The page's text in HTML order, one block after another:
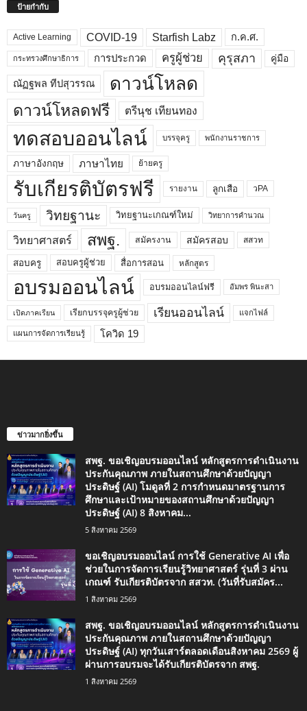
ป้ายกำกับ
Active Learning COVID-19 Starfish Labz ก.ค.ศ.
กระทรวงศึกษาธิการ การประกวด ครูผู้ช่วย คุรุสภา คู่มือ
ณัฏฐพล ทีปสุวรรณ ดาวน์โหลด
ดาวน์โหลดฟรี ตรีนุช เทียนทอง
ทดสอบออนไลน์ บรรจุครู พนักงานราชการ
ภาษาอังกฤษ ภาษาไทย ย้ายครู
รับเกียรติบัตรฟรี รายงาน ลูกเสือ วPA
วันครู วิทยฐานะ วิทยฐานะเกณฑ์ใหม่ วิทยาการคำนวณ
วิทยาศาสตร์ สพฐ. สมัครงาน สมัครสอบ สสวท
สอบครู สอบครูผู้ช่วย สื่อการสอน หลักสูตร
อบรมออนไลน์ อบรมออนไลน์ฟรี อัมพร พินะสา
เปิดภาคเรียน เรียกบรรจุครูผู้ช่วย เรียนออนไลน์ แจกไฟล์
แผนการจัดการเรียนรู้ โควิด 19
ข่าวมากยิ่งขึ้น
สพฐ. ขอเชิญอบรมออนไลน์ หลักสูตรการดำเนินงาน
ประกันคุณภาพ ภายในสถานศึกษาด้วยปัญญา
ประดิษฐ์ (AI) โมดูลที่ 2 การกำหนดมาตรฐานการ
ศึกษาและเป้าหมายของสถานศึกษาด้วยปัญญา
ประดิษฐ์ (AI) 8 สิงหาคม...
5 สิงหาคม 2569
ขอเชิญอบรมออนไลน์ การใช้ Generative AI เพื่อ
ช่วยในการจัดการเรียนรู้วิทยาศาสตร์ รุ่นที่ 3 ผ่าน
เกณฑ์ รับเกียรติบัตรจาก สสวท. (วันที่รับสมัคร...
1 สิงหาคม 2569
สพฐ. ขอเชิญอบรมออนไลน์ หลักสูตรการดำเนินงาน
ประกันคุณภาพ ภายในสถานศึกษาด้วยปัญญา
ประดิษฐ์ (AI) ทุกวันเสาร์ตลอดเดือนสิงหาคม 2569 ผู้
ผ่านการอบรมจะได้รับเกียรติบัตรจาก สพฐ.
1 สิงหาคม 2569